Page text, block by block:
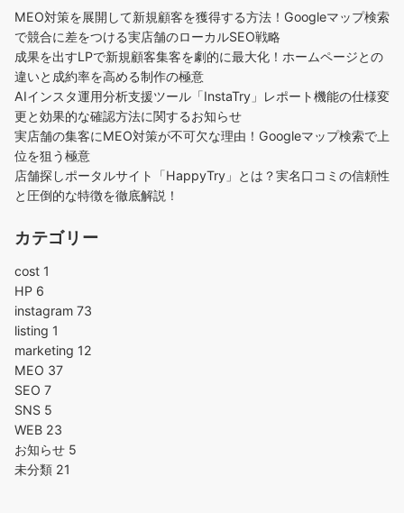
MEO対策を展開して新規顧客を獲得する方法！Googleマップ検索
で競合に差をつける実店舗のローカルSEO戦略
成果を出すLPで新規顧客集客を劇的に最大化！ホームページとの
違いと成約率を高める制作の極意
AIインスタ運用分析支援ツール「InstaTry」レポート機能の仕様変
更と効果的な確認方法に関するお知らせ
実店舗の集客にMEO対策が不可欠な理由！Googleマップ検索で上
位を狙う極意
店舗探しポータルサイト「HappyTry」とは？実名口コミの信頼性
と圧倒的な特徴を徹底解説！
カテゴリー
cost 1
HP 6
instagram 73
listing 1
marketing 12
MEO 37
SEO 7
SNS 5
WEB 23
お知らせ 5
未分類 21